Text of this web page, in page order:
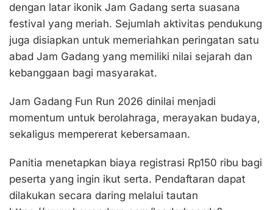
dengan latar ikonik Jam Gadang serta suasana
festival yang meriah. Sejumlah aktivitas pendukung
juga disiapkan untuk memeriahkan peringatan satu
abad Jam Gadang yang memiliki nilai sejarah dan
kebanggaan bagi masyarakat.
Jam Gadang Fun Run 2026 dinilai menjadi
momentum untuk berolahraga, merayakan budaya,
sekaligus mempererat kebersamaan.
Panitia menetapkan biaya registrasi Rp150 ribu bagi
peserta yang ingin ikut serta. Pendaftaran dapat
dilakukan secara daring melalui tautan